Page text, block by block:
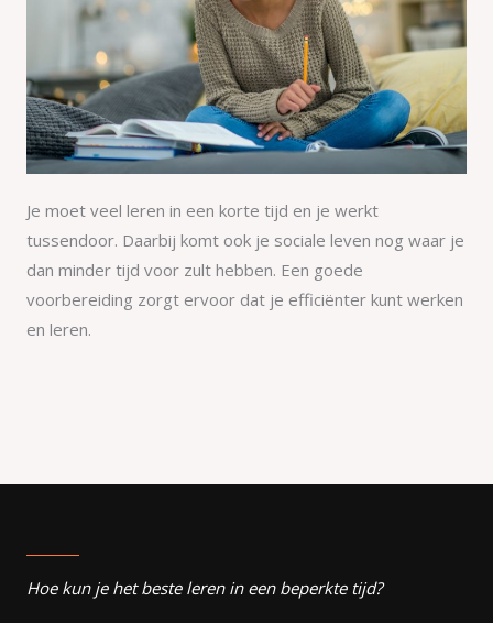
Je moet veel leren in een korte tijd en je werkt
tussendoor. Daarbij komt ook je sociale leven nog waar je
dan minder tijd voor zult hebben. Een goede
voorbereiding zorgt ervoor dat je efficiënter kunt werken
en leren.
Hoe kun je het beste leren in een beperkte tijd?